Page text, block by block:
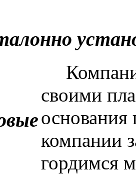
своими
основания
компании
гордимся